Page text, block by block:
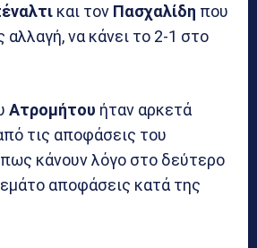
και τον Πασχαλίδη που
αλλαγή, να κάνει το 2-1 στο
Ατρομήτου ήταν αρκετά
τις αποφάσεις του
κάνουν λόγο στο δεύτερο
αποφάσεις κατά της